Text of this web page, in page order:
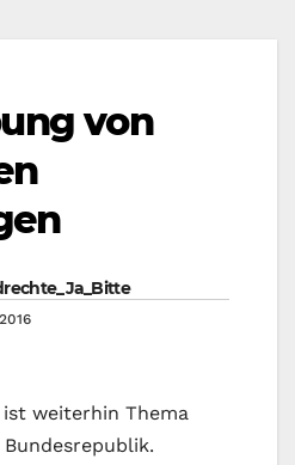
von
weiterhin Thema